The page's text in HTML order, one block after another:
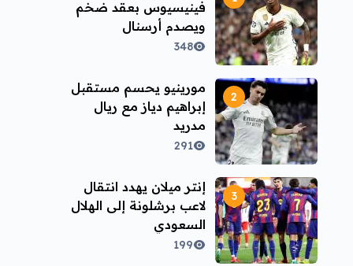
فينيسيوس بعقد ضخم
ويصدم أرسنال
348
مورينيو يحسم مستقبل
إبراهيم دياز مع ريال
مدريد
291
إنتر ميلان يهدد انتقال
لاعب برشلونة إلى الهلال
السعودي
199